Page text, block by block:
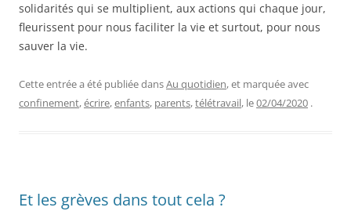
solidarités qui se multiplient, aux actions qui chaque jour,
fleurissent pour nous faciliter la vie et surtout, pour nous
sauver la vie.
Cette entrée a été publiée dansAu quotidien, et marquée avec
confinement,écrire,enfants, parents,télétravail, le02/04/2020 .
Et les grèves dans tout cela ?